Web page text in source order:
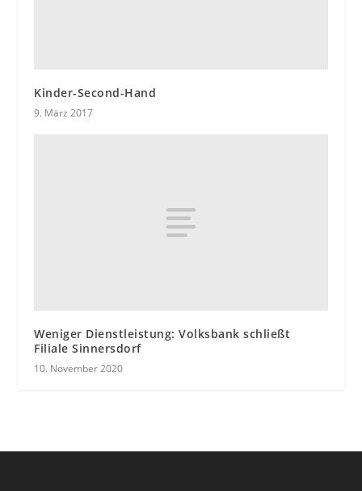
Kinder-Second-Hand
9. März 2017
Weniger Dienstleistung: Volksbank schließt
Filiale Sinnersdorf
10. November 2020